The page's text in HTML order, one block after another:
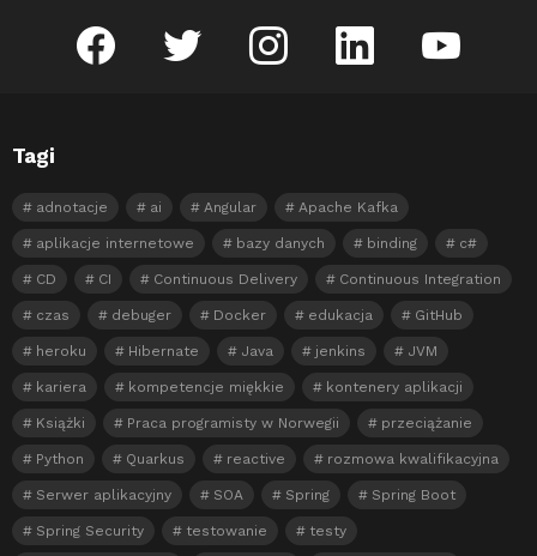
facebook twitter instagram linkedin youtube
Tagi
adnotacje ai Angular Apache Kafka
aplikacje internetowe bazy danych binding c#
CD CI Continuous Delivery Continuous Integration
czas debuger Docker edukacja GitHub
heroku Hibernate Java jenkins JVM
kariera kompetencje miękkie kontenery aplikacji
Książki Praca programisty w Norwegii przeciążanie
Python Quarkus reactive rozmowa kwalifikacyjna
Serwer aplikacyjny SOA Spring Spring Boot
Spring Security testowanie testy